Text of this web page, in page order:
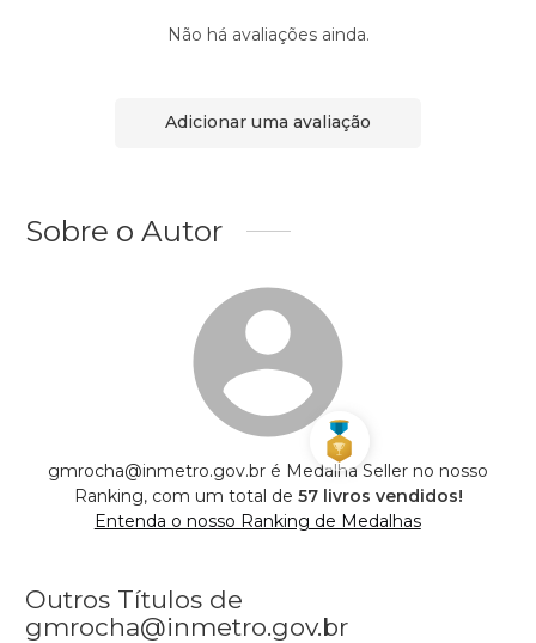
Não há avaliações ainda.
Adicionar uma avaliação
Sobre o Autor
gmrocha@inmetro.gov.br é Medalha Seller no nosso
Ranking, com um total de 57 livros vendidos!
Entenda o nosso Ranking de Medalhas
Outros Títulos de
gmrocha@inmetro.gov.br